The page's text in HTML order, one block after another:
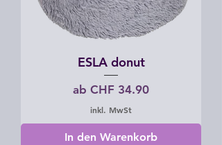
ESLA donut
ab CHF 34.90
Sale-Preis
inkl. MwSt
In den Warenkorb